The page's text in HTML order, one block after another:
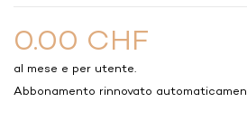
0.00 CHF
al mese e per utente.
Abbonamento rinnovato